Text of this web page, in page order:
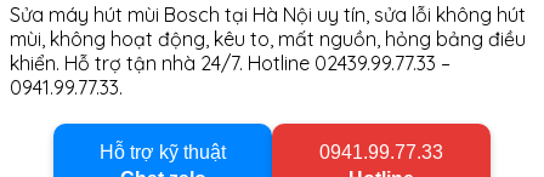
Sửa máy hút mùi Bosch tại Hà Nội uy tín, sửa lỗi không hút
mùi, không hoạt động, kêu to, mất nguồn, hỏng bảng điều
khiển. Hỗ trợ tận nhà 24/7. Hotline 02439.99.77.33 –
0941.99.77.33.
Hỗ trợ kỹ thuật
0941.99.77.33